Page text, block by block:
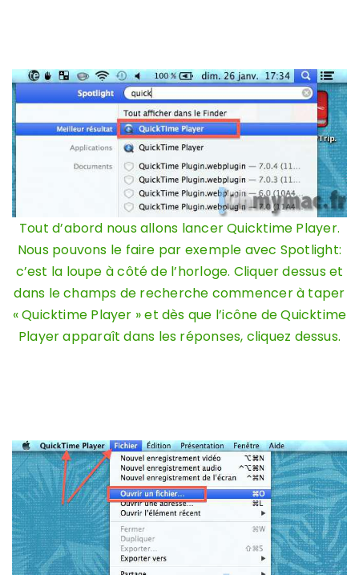
Tout d’abord nous allons lancer Quicktime Player.
Nous pouvons le faire par exemple avec Spotlight:
c’est la loupe à côté de l’horloge. Cliquer dessus et
dans le champs de recherche commencer à taper
« Quicktime Player » et dès que l’icône de Quicktime
Player apparaît dans les réponses, cliquez dessus.